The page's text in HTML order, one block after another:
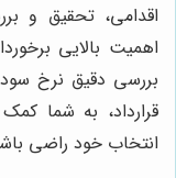
اقدامی، تحقیق و
اهمیت بالایی
بررسی دقیق نرخ
قرارداد، به شما
انتخاب خود راضی